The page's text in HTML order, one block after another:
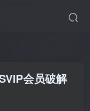
会员破解